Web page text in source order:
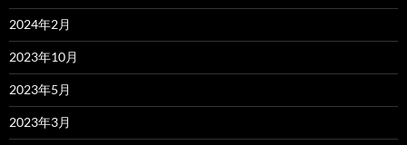
2024年2月
2023年10月
2023年5月
2023年3月